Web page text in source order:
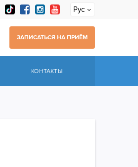
Рус
ЗАПИСАТЬСЯ НА ПРИЁМ
КОНТАКТЫ